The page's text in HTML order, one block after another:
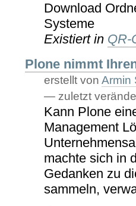
Download
Systeme
Existiert in QR-
Plone nimmt
erstellt vonArmin
— zuletzt
Kann Plone
Management
machte sich in
Gedanken zu
sammeln,